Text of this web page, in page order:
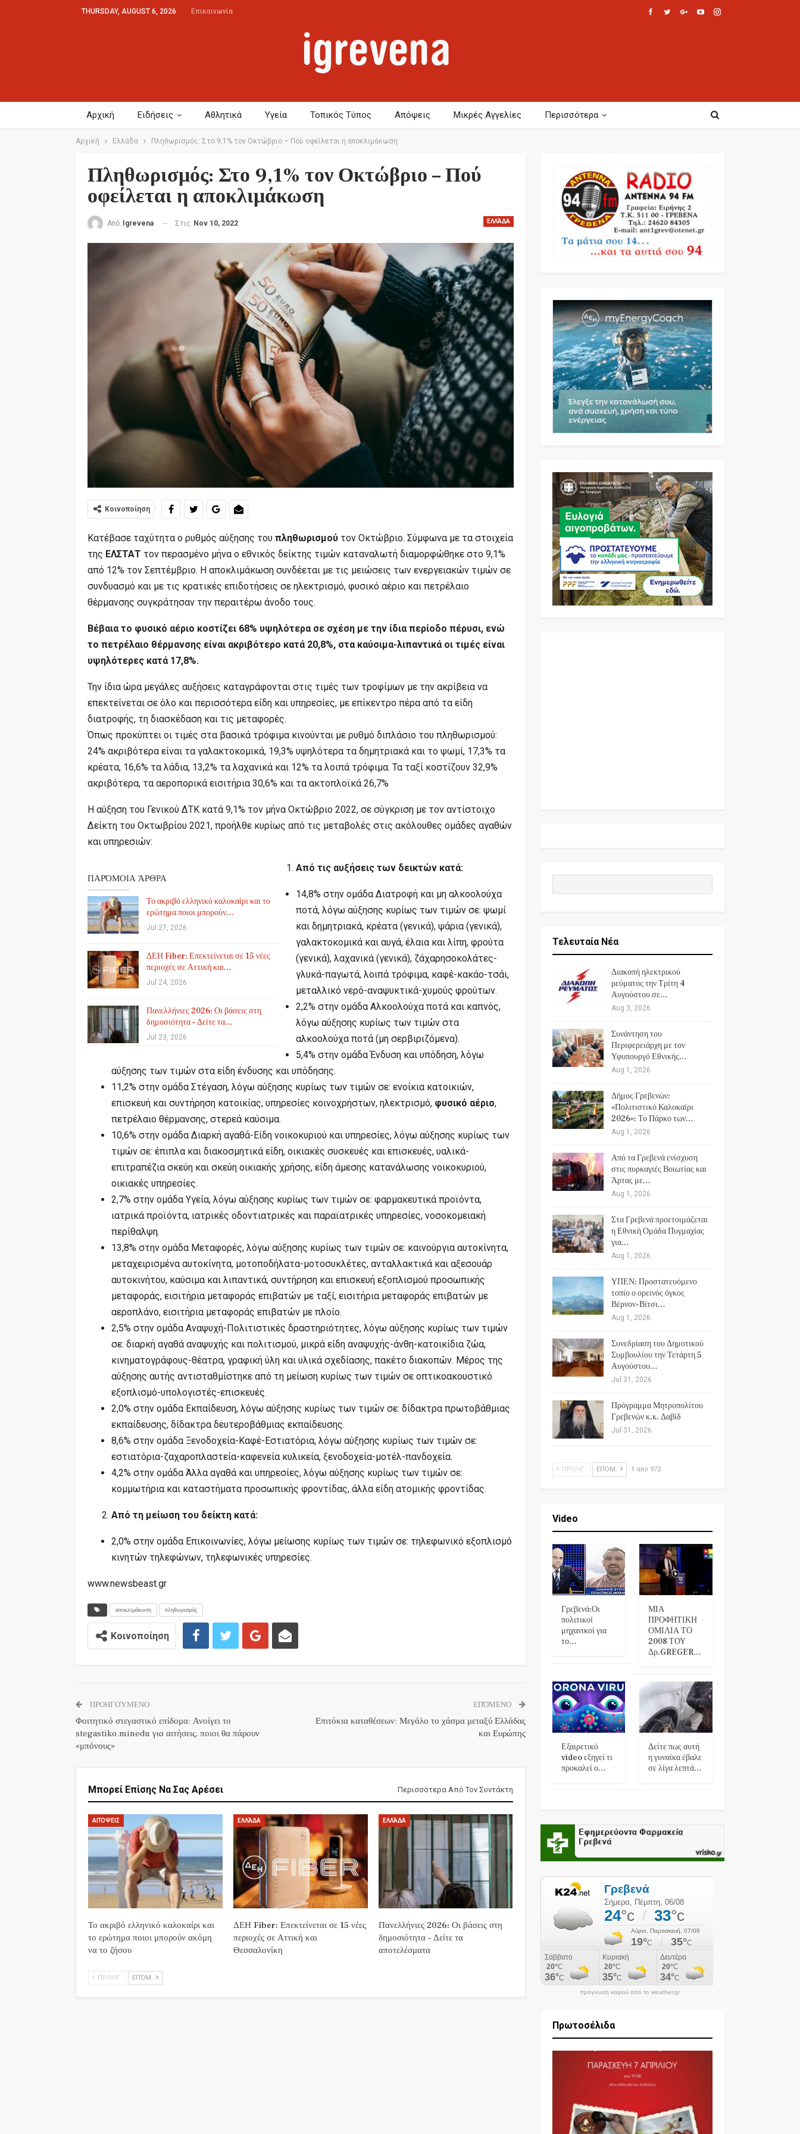
THURSDAY, AUGUST 6, 2026 Επικοινωνία
Αρχική Ειδήσεις Αθλητικά Υγεία Τοπικός Τύπος Απόψεις Μικρές Αγγελίες Περισσότερα
Αρχική Ελλάδα Πληθωρισμός: Στο 9,1% τον Οκτώβριο – Πού οφείλεται η αποκλιμάκωση
Πληθωρισμός: Στο 9,1% τον Οκτώβριο – Πού
οφείλεται η αποκλιμάκωση
ΕΛΛΆΔΑ
Από Igrevena Στις Nov 10, 2022
Κοινοποίηση
Κατέβασε ταχύτητα ο ρυθμός αύξησης του πληθωρισμού τον Οκτώβριο. Σύμφωνα με τα στοιχεία
της ΕΛΣΤΑΤ τον περασμένο μήνα ο εθνικός δείκτης τιμών καταναλωτή διαμορφώθηκε στο 9,1%
από 12% τον Σεπτέμβριο. Η αποκλιμάκωση συνδέεται με τις μειώσεις των ενεργειακών τιμών σε
συνδυασμό και με τις κρατικές επιδοτήσεις σε ηλεκτρισμό, φυσικό αέριο και πετρέλαιο
θέρμανσης συγκράτησαν την περαιτέρω άνοδο τους.
Βέβαια το φυσικό αέριο κοστίζει 68% υψηλότερα σε σχέση με την ίδια περίοδο πέρυσι, ενώ
το πετρέλαιο θέρμανσης είναι ακριβότερο κατά 20,8%, στα καύσιμα-λιπαντικά οι τιμές είναι
υψηλότερες κατά 17,8%.
Την ίδια ώρα μεγάλες αυξήσεις καταγράφονται στις τιμές των τροφίμων με την ακρίβεια να
επεκτείνεται σε όλο και περισσότερα είδη και υπηρεσίες, με επίκεντρο πέρα από τα είδη
διατροφής, τη διασκέδαση και τις μεταφορές.
Όπως προκύπτει οι τιμές στα βασικά τρόφιμα κινούνται με ρυθμό διπλάσιο του πληθωρισμού:
24% ακριβότερα είναι τα γαλακτοκομικά, 19,3% υψηλότερα τα δημητριακά και το ψωμί, 17,3% τα
κρέατα, 16,6% τα λάδια, 13,2% τα λαχανικά και 12% τα λοιπά τρόφιμα. Τα ταξί κοστίζουν 32,9%
ακριβότερα, τα αεροπορικά εισιτήρια 30,6% και τα ακτοπλοϊκά 26,7%
Η αύξηση του Γενικού ΔΤΚ κατά 9,1% τον μήνα Οκτώβριο 2022, σε σύγκριση με τον αντίστοιχο
Δείκτη του Οκτωβρίου 2021, προήλθε κυρίως από τις μεταβολές στις ακόλουθες ομάδες αγαθών
και υπηρεσιών:
ΠΑΡΌΜΟΙΑ ΆΡΘΡΑ
Το ακριβό ελληνικό καλοκαίρι και το
ερώτημα ποιοι μπορούν…
Jul 27, 2026
ΔΕΗ Fiber: Επεκτείνεται σε 15 νέες
περιοχές σε Αττική και…
Jul 24, 2026
Πανελλήνιες 2026: Οι βάσεις στη
δημοσιότητα – Δείτε τα…
Jul 23, 2026
Από τις αυξήσεις των δεικτών κατά:
14,8% στην ομάδα Διατροφή και μη αλκοολούχα
ποτά, λόγω αύξησης κυρίως των τιμών σε: ψωμί
και δημητριακά, κρέατα (γενικά), ψάρια (γενικά),
γαλακτοκομικά και αυγά, έλαια και λίπη, φρούτα
(γενικά), λαχανικά (γενικά), ζάχαρησοκολάτες-
γλυκά-παγωτά, λοιπά τρόφιμα, καφέ-κακάο-τσάι,
μεταλλικό νερό-αναψυκτικά-χυμούς φρούτων.
2,2% στην ομάδα Αλκοολούχα ποτά και καπνός,
λόγω αύξησης κυρίως των τιμών στα
αλκοολούχα ποτά (μη σερβιριζόμενα).
5,4% στην ομάδα Ένδυση και υπόδηση, λόγω
αύξησης των τιμών στα είδη ένδυσης και υπόδησης.
11,2% στην ομάδα Στέγαση, λόγω αύξησης κυρίως των τιμών σε: ενοίκια κατοικιών,
επισκευή και συντήρηση κατοικίας, υπηρεσίες κοινοχρήστων, ηλεκτρισμό, φυσικό αέριο,
πετρέλαιο θέρμανσης, στερεά καύσιμα.
10,6% στην ομάδα Διαρκή αγαθά-Είδη νοικοκυριού και υπηρεσίες, λόγω αύξησης κυρίως των
τιμών σε: έπιπλα και διακοσμητικά είδη, οικιακές συσκευές και επισκευές, υαλικά-
επιτραπέζια σκεύη και σκεύη οικιακής χρήσης, είδη άμεσης κατανάλωσης νοικοκυριού,
οικιακές υπηρεσίες.
2,7% στην ομάδα Υγεία, λόγω αύξησης κυρίως των τιμών σε: φαρμακευτικά προϊόντα,
ιατρικά προϊόντα, ιατρικές οδοντιατρικές και παραϊατρικές υπηρεσίες, νοσοκομειακή
περίθαλψη.
13,8% στην ομάδα Μεταφορές, λόγω αύξησης κυρίως των τιμών σε: καινούργια αυτοκίνητα,
μεταχειρισμένα αυτοκίνητα, μοτοποδήλατα-μοτοσυκλέτες, ανταλλακτικά και αξεσουάρ
αυτοκινήτου, καύσιμα και λιπαντικά, συντήρηση και επισκευή εξοπλισμού προσωπικής
μεταφοράς, εισιτήρια μεταφοράς επιβατών με ταξί, εισιτήρια μεταφοράς επιβατών με
αεροπλάνο, εισιτήρια μεταφοράς επιβατών με πλοίο.
2,5% στην ομάδα Αναψυχή-Πολιτιστικές δραστηριότητες, λόγω αύξησης κυρίως των τιμών
σε: διαρκή αγαθά αναψυχής και πολιτισμού, μικρά είδη αναψυχής-άνθη-κατοικίδια ζώα,
κινηματογράφους-θέατρα, γραφική ύλη και υλικά σχεδίασης, πακέτο διακοπών. Μέρος της
αύξησης αυτής αντισταθμίστηκε από τη μείωση κυρίως των τιμών σε οπτικοακουστικό
εξοπλισμό-υπολογιστές-επισκευές.
2,0% στην ομάδα Εκπαίδευση, λόγω αύξησης κυρίως των τιμών σε: δίδακτρα πρωτοβάθμιας
εκπαίδευσης, δίδακτρα δευτεροβάθμιας εκπαίδευσης.
8,6% στην ομάδα Ξενοδοχεία-Καφέ-Εστιατόρια, λόγω αύξησης κυρίως των τιμών σε:
εστιατόρια-ζαχαροπλαστεία-καφενεία κυλικεία, ξενοδοχεία-μοτέλ-πανδοχεία.
4,2% στην ομάδα Άλλα αγαθά και υπηρεσίες, λόγω αύξησης κυρίως των τιμών σε:
κομμωτήρια και καταστήματα προσωπικής φροντίδας, άλλα είδη ατομικής φροντίδας.
Από τη μείωση του δείκτη κατά:
2,0% στην ομάδα Επικοινωνίες, λόγω μείωσης κυρίως των τιμών σε: τηλεφωνικό εξοπλισμό
κινητών τηλεφώνων, τηλεφωνικές υπηρεσίες.
www.newsbeast.gr
αποκλιμάκωση πληθωρισμός
Κοινοποίηση
ΠΡΟΗΓΟΎΜΕΝΟ
Φοιτητικό στεγαστικό επίδομα: Ανοίγει το
stegastiko.minedu για αιτήσεις, ποιοι θα πάρουν
«μπόνους»
ΕΠΌΜΕΝΟ
Επιτόκια καταθέσεων: Μεγάλο το χάσμα μεταξύ Ελλάδας
και Ευρώπης
Μπορεί Επίσης Να Σας Αρέσει Περισσότερα Από Τον Συντάκτη
ΑΠΌΨΕΙΣ
Το ακριβό ελληνικό καλοκαίρι και
το ερώτημα ποιοι μπορούν ακόμη
να το ζήσου
ΕΛΛΆΔΑ
ΔΕΗ Fiber: Επεκτείνεται σε 15 νέες
περιοχές σε Αττική και
Θεσσαλονίκη
ΕΛΛΆΔΑ
Πανελλήνιες 2026: Οι βάσεις στη
δημοσιότητα – Δείτε τα
αποτελέσματα
ΠΡΟΗΓ. ΕΠΌΜ.
Τελευταία Νέα
Διακοπή ηλεκτρικού
ρεύματος την Τρίτη 4
Αυγούστου σε…
Aug 3, 2026
Συνάντηση του
Περιφερειάρχη με τον
Υφυπουργό Εθνικής…
Aug 1, 2026
Δήμος Γρεβενών:
«Πολιτιστικό Καλοκαίρι
2026»: Το Πάρκο των…
Aug 1, 2026
Από τα Γρεβενά ενίσχυση
στις πυρκαγιές Βοιωτίας και
Άρτας με…
Aug 1, 2026
Στα Γρεβενά προετοιμάζεται
η Εθνική Ομάδα Πυγμαχίας
για…
Aug 1, 2026
ΥΠΕΝ: Προστατευόμενο
τοπίο ο ορεινός όγκος
Βέρνον-Βίτσι…
Aug 1, 2026
Συνεδρίαση του Δημοτικού
Συμβουλίου την Τετάρτη 5
Αυγούστου…
Jul 31, 2026
Πρόγραμμα Μητροπολίτου
Γρεβενών κ.κ. Δαβίδ
Jul 31, 2026
ΠΡΟΗΓ. ΕΠΌΜ. 1 από 972
Video
Γρεβενά:Οι
πολιτικοί
μηχανικοί για
το…
ΜΙΑ
ΠΡΟΦΗΤΙΚΗ
ΟΜΙΛΙΑ ΤΟ
2008 ΤΟΥ
Δρ.GREGER…
Εξαιρετικό
video εξηγεί τι
προκαλεί ο…
Δείτε πως αυτή
η γυναίκα έβαλε
σε λίγα λεπτά…
πρόγνωση καιρού από το weather.gr
Πρωτοσέλιδα